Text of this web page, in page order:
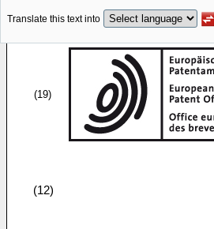
Translate this text into
(19)
(12)